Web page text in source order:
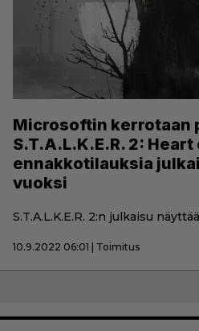
Microsoftin kerrotaan
S.T.A.L.K.E.R. 2:
ennakkotilauksia
vuoksi
S.T.A.L.K.E.R. 2:n julkaisu
10.9.2022 06:01 | Toimitus